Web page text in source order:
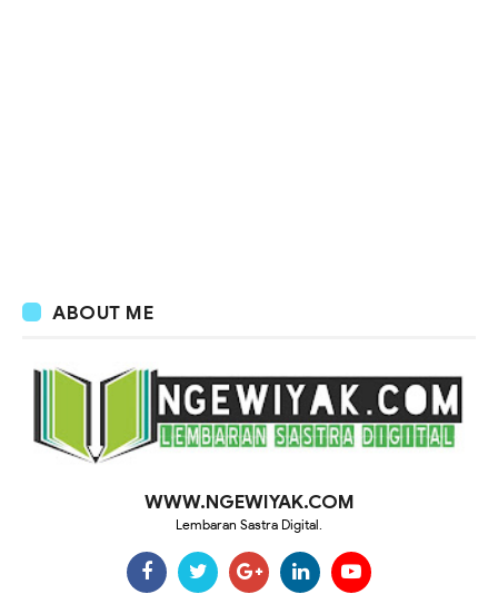
ABOUT ME
WWW.NGEWIYAK.COM
Lembaran Sastra Digital.